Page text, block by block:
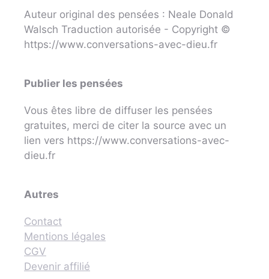
Auteur original des pensées : Neale Donald
Walsch Traduction autorisée - Copyright ©
https://www.conversations-avec-dieu.fr
Publier les pensées
Vous êtes libre de diffuser les pensées
gratuites, merci de citer la source avec un
lien vers https://www.conversations-avec-
dieu.fr
Autres
Contact
Mentions légales
CGV
Devenir affilié